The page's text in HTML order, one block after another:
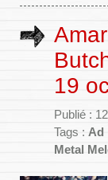
19
Publié :
Tags : Ad
Metal